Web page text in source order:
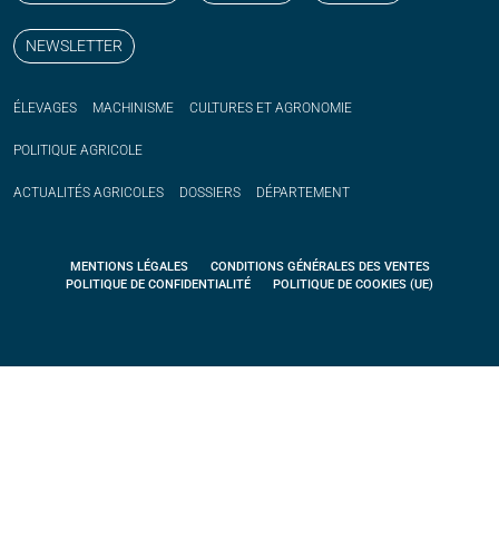
NEWSLETTER
ÉLEVAGES MACHINISME CULTURES ET AGRONOMIE
POLITIQUE AGRICOLE
ACTUALITÉS AGRICOLES DOSSIERS DÉPARTEMENT
MENTIONS LÉGALES
CONDITIONS GÉNÉRALES DES VENTES
POLITIQUE DE CONFIDENTIALITÉ
POLITIQUE DE COOKIES (UE)